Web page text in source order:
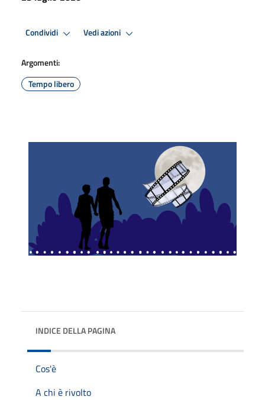
Condividi Vedi azioni
Argomenti:
Tempo libero
INDICE DELLA PAGINA
Cos'è
A chi è rivolto